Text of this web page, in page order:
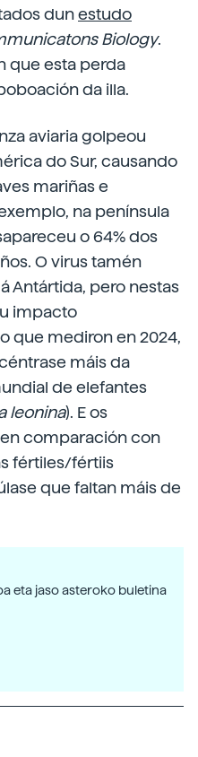
dunestudo
Biology.
que esta perda
da illa.
aviaria golpeou
do Sur, causando
mariñas e
na península
o 64% dos
O virus tamén
Antártida, pero nestas
impacto
que mediron en 2024,
máis da
de elefantes
leonina). E os
comparación con
fértiles/fértiis
que faltan máis de
eta jaso asteroko buletina